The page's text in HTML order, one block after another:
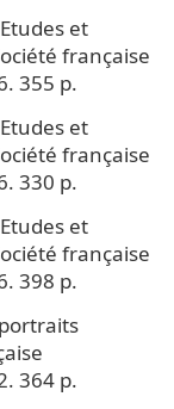
et
française
355 р.
et
française
330 р.
et
française
398 р.
364 р.